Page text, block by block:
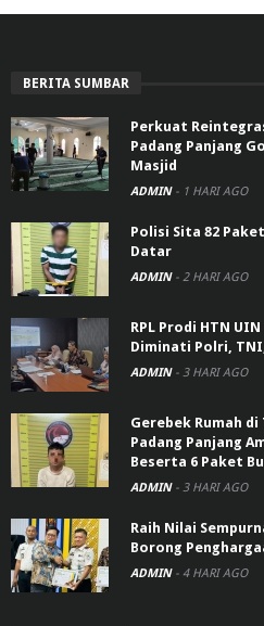
BERITA SUMBAR
Perkuat
Padang Panjang
Masjid
ADMIN - 1 HARI AGO
Polisi Sita 82
Datar
ADMIN - 2 HARI AGO
RPL Prodi HTN
Diminati Polri,
ADMIN - 3 HARI AGO
Gerebek Rumah
Padang Panjang
Beserta 6 Paket
ADMIN - 3 HARI AGO
Raih Nilai
Borong
ADMIN - 4 HARI AGO